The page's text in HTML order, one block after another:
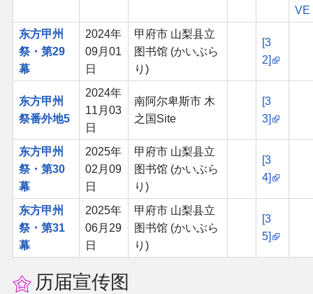
VE
东方甲州
祭・第29
幕
2024年
09月01
日
甲府市 山梨县立
图书馆 (かいぶら
り)
[3
2]
东方甲州
祭番外地5
2024年
11月03
日
南阿尔卑斯市 木
之国Site
[3
3]
东方甲州
祭・第30
幕
2025年
02月09
日
甲府市 山梨县立
图书馆 (かいぶら
り)
[3
4]
东方甲州
祭・第31
幕
2025年
06月29
日
甲府市 山梨县立
图书馆 (かいぶら
り)
[3
5]
历届宣传图